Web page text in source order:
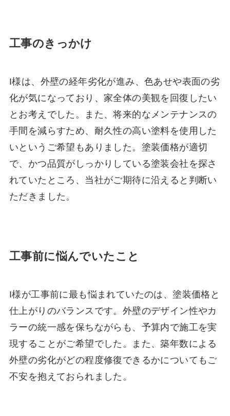
工事のきっかけ
I様は、外壁の経年劣化が進み、色あせや表面の劣
化が気になっており、家全体の美観を回復したい
とお考えでした。また、将来的なメンテナンスの
手間を減らすため、耐久性の高い塗料を使用した
いというご希望もありました。塗装価格が適切
で、かつ品質がしっかりしている塗装会社を探さ
れていたところ、当社がご期待に沿えると判断い
ただきました。
工事前に悩んでいたこと
I様が工事前に最も悩まれていたのは、塗装価格と
仕上がりのバランスです。外壁のデザイン性やカ
ラーの統一感を保ちながらも、予算内で施工を実
現することがご希望でした。また、築年数による
外壁の劣化がどの程度修復できるかについてもご
不安を抱えておられました。